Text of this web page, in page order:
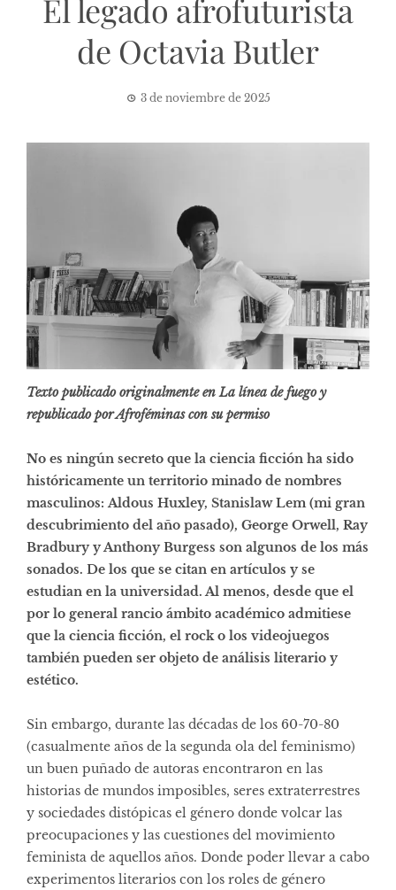
El legado afrofuturista
de Octavia Butler
3 de noviembre de 2025
Texto publicado originalmente en La línea de fuego y
republicado por Afroféminas con su permiso
No es ningún secreto que la ciencia ficción ha sido
históricamente un territorio minado de nombres
masculinos: Aldous Huxley, Stanislaw Lem (mi gran
descubrimiento del año pasado), George Orwell, Ray
Bradbury y Anthony Burgess son algunos de los más
sonados. De los que se citan en artículos y se
estudian en la universidad. Al menos, desde que el
por lo general rancio ámbito académico admitiese
que la ciencia ficción, el rock o los videojuegos
también pueden ser objeto de análisis literario y
estético.
Sin embargo, durante las décadas de los 60-70-80
(casualmente años de la segunda ola del feminismo)
un buen puñado de autoras encontraron en las
historias de mundos imposibles, seres extraterrestres
y sociedades distópicas el género donde volcar las
preocupaciones y las cuestiones del movimiento
feminista de aquellos años. Donde poder llevar a cabo
experimentos literarios con los roles de género